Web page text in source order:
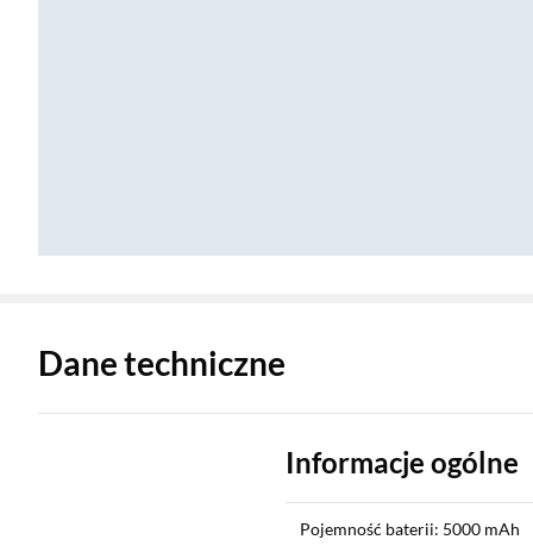
Dane techniczne
Informacje ogólne
Pojemność baterii: 5000 mAh